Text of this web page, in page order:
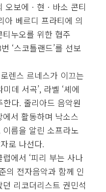
오보에ㆍ현ㆍ바소 콘티
아 베르디 프라티에 의
누오를 위한 협주
‘스코틀랜드’를 선보
렌스 르네스가 이끄는
데 서곡’, 라벨 ‘셰에
한다. 줄리아드 음악원
서 활동하며 낙소스
름을 알린 소프라노
로 나선다.
에서 ‘피리 부는 사나
의 전자음악과 함께 인
리코더리스트 권민석